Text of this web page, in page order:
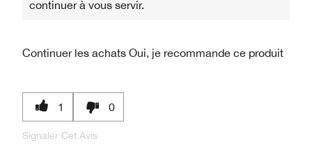
continuer à vous servir.
Continuer les achats Oui, je recommande ce produit
1 0
Signaler Cet Avis